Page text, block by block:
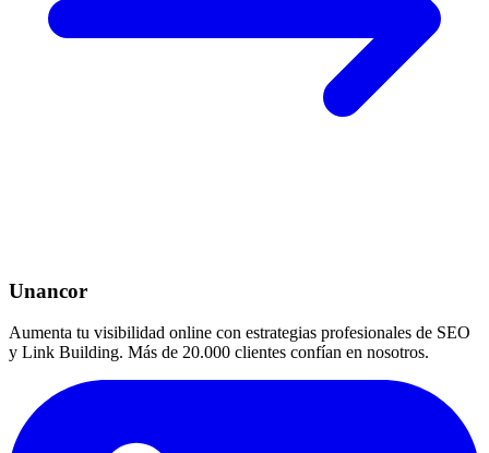
Unancor
Aumenta tu visibilidad online con estrategias profesionales de SEO
y Link Building. Más de 20.000 clientes confían en nosotros.